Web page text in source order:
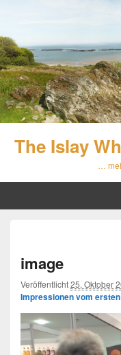
The Islay
…
image
Veröffentlicht25. Oktober
Impressionen vom ersten